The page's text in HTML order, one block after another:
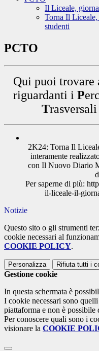
Il Liceale,
Torna Il
studenti
PCTO
Qui puoi trovare
riguardanti i P
T
2K24: Torna Il
interamente
con Il Nuovo Diario
Per saperne di più:
il-liceale-il-
Notizie
Questo sito o gli strumenti
cookie necessari al
COOKIE POLICY.
Personalizza Rifiuta tutti i
Gestione cookie
In questa schermata è
I cookie necessari sono
piattaforma e non è possibile
Per conoscere quali sono i
visionare la COOKIE